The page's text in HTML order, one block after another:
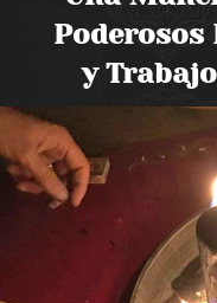
Poderosos
y